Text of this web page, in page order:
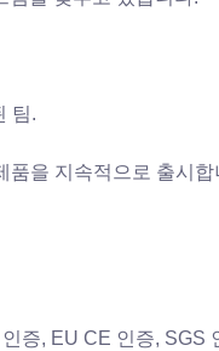
팀.
을 지속적으로 출시
증, EU CE 인증, SGS